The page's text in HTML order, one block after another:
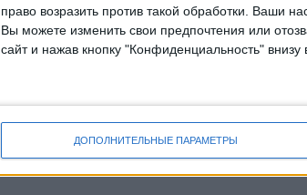
право возразить против такой обработки. Ваши
Вы можете изменить свои предпочтения или
сайт и нажав кнопку "Конфиденциальность" внизу
ДОПОЛНИТЕЛЬНЫЕ ПАРАМЕТРЫ